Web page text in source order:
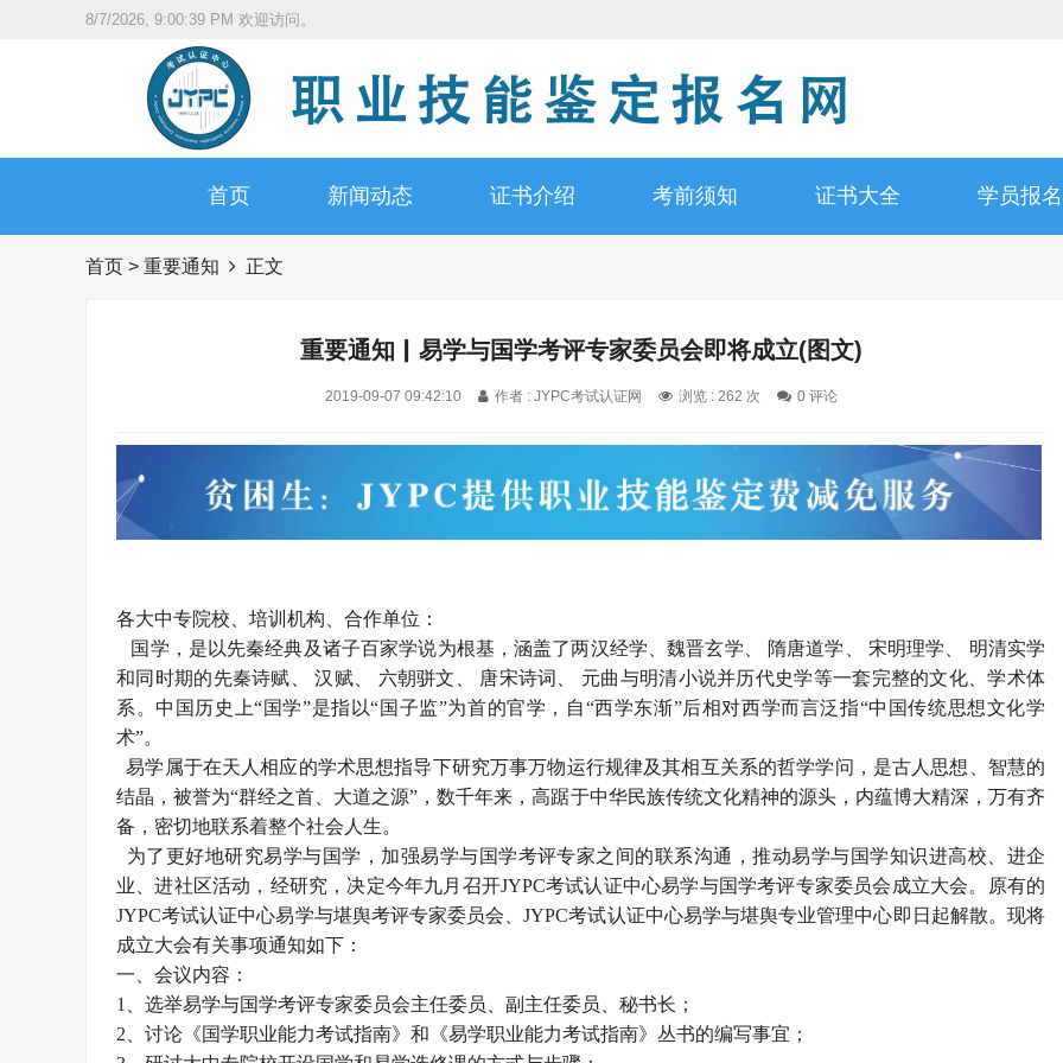
8/7/2026, 9:00:41 PM 欢迎访问。
首页 新闻动态 证书介绍 考前须知 证书大全 学员报名
首页 > 重要通知 正文
重要通知▏易学与国学考评专家委员会即将成立(图文)
2019-09-07 09:42:10 作者 : JYPC考试认证网 浏览 : 262 次 0 评论
各大中专院校、培训机构、合作单位：
国学，是以先秦经典及诸子百家学说为根基，涵盖了两汉经学、魏晋玄学、 隋唐道学、 宋明理学、 明清实学
和同时期的先秦诗赋、 汉赋、 六朝骈文、 唐宋诗词、 元曲与明清小说并历代史学等一套完整的文化、学术体
系。中国历史上“国学”是指以“国子监”为首的官学，自“西学东渐”后相对西学而言泛指“中国传统思想文化学
术”。
易学属于在天人相应的学术思想指导下研究万事万物运行规律及其相互关系的哲学学问，是古人思想、智慧的
结晶，被誉为“群经之首、大道之源”，数千年来，高踞于中华民族传统文化精神的源头，内蕴博大精深，万有齐
备，密切地联系着整个社会人生。
为了更好地研究易学与国学，加强易学与国学考评专家之间的联系沟通，推动易学与国学知识进高校、进企
业、进社区活动，经研究，决定今年九月召开JYPC考试认证中心易学与国学考评专家委员会成立大会。原有的
JYPC考试认证中心易学与堪舆考评专家委员会、JYPC考试认证中心易学与堪舆专业管理中心即日起解散。现将
成立大会有关事项通知如下：
一、会议内容：
1、选举易学与国学考评专家委员会主任委员、副主任委员、秘书长；
2、讨论《国学职业能力考试指南》和《易学职业能力考试指南》丛书的编写事宜；